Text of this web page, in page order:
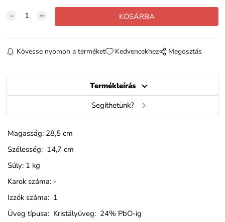
Kövesse nyomon a terméket Kedvencekhez Megosztás
Termékleírás
Segíthetünk?
Magasság: 28,5 cm
Szélesség: 14,7 cm
Súly: 1 kg
Karok száma: -
Izzók száma: 1
Üveg típusa: Kristályüveg: 24% PbO-ig